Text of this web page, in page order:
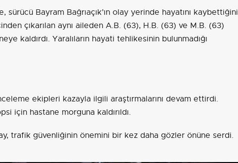
sürücü Bayram Bağrıaçık’ın olay yerinde hayatını kaybettiğini
çıkarılan aynı aileden A.B. (63), H.B. (63) ve M.B. (63)
kaldırdı. Yaralıların hayati tehlikesinin bulunmadığı
ekipleri kazayla ilgili araştırmalarını devam ettirdi.
için hastane morguna kaldırıldı.
trafik güvenliğinin önemini bir kez daha gözler önüne serdi.